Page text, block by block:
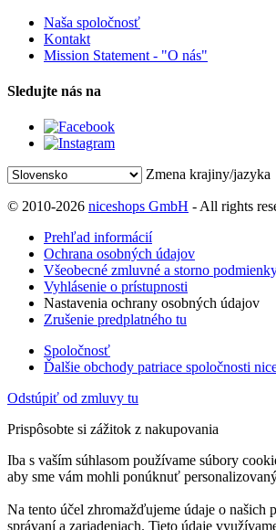
Naša spoločnosť
Kontakt
Mission Statement - "O nás"
Sledujte nás na
Zmena krajiny/jazyka
© 2010-2026 niceshops GmbH - All rights
Prehľad informácií
Ochrana osobných údajov
Všeobecné zmluvné a storno
Vyhlásenie o prístupnosti
Nastavenia ochrany osobných údajov
Zrušenie predplatného tu
Spoločnosť
Ďalšie obchody patriace spoločnosti
Odstúpiť od zmluvy tu
Prispôsobte si zážitok z nakupovania
Iba s vaším súhlasom používame súbory
aby sme vám mohli ponúknuť
Na tento účel zhromažďujeme údaje o našich
správaní a zariadeniach. Tieto údaje